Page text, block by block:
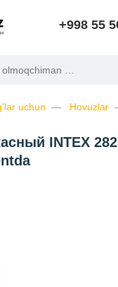
+998 55
uchun Hovuzlar
INTEX